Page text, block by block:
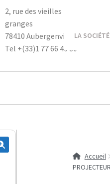
2, rue des vieilles
granges
78410 Aubergenville
Tel +(33)1 77 66 40 80
LA SOCIÉTÉ
Accueil